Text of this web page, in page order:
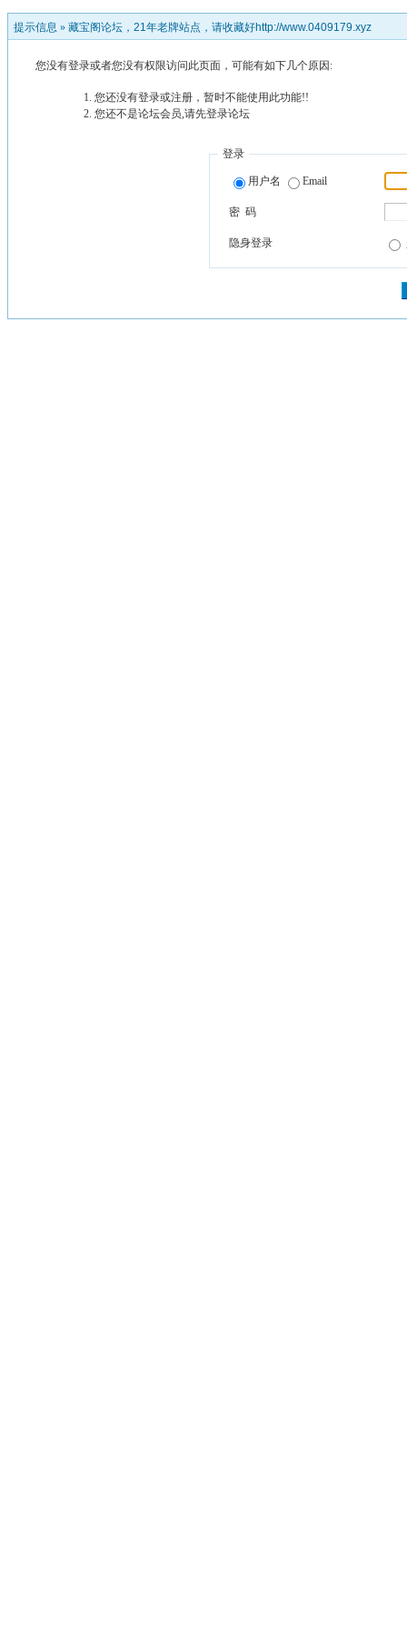
提示信息 » 藏宝阁论坛，21年老牌站点，请收藏好http://www.0409179.xyz
您没有登录或者您没有权限访问此页面，可能有如下几个原因:
您还没有登录或注册，暂时不能使用此功能!!
您还不是论坛会员,请先登录论坛
登录
用户名 Email
密 码
隐身登录